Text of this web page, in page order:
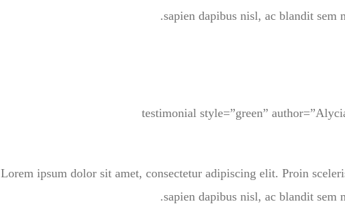
sapien dapibus nisl, ac blandit sem
[testimonial style=”green”
Lorem ipsum dolor sit amet, consectetur adipiscing elit. Proin
sapien dapibus nisl, ac blandit sem